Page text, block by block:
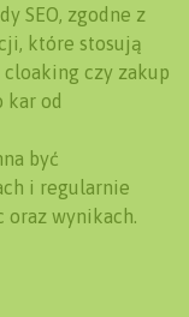
SEO, zgodne z
które stosują
czy zakup
kar od
być
i regularnie
oraz wynikach.